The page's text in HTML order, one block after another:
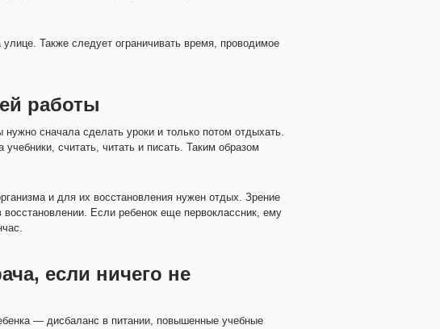
Также следует ограничивать время, проводимое
работы
сначала сделать уроки и только потом отдыхать.
считать, читать и писать. Таким образом
и для их восстановления нужен отдых. Зрение
Если ребенок еще первоклассник, ему
если ничего не
— дисбаланс в питании, повышенные учебные